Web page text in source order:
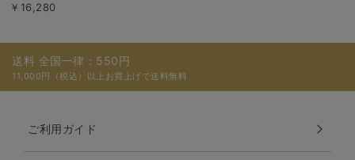
￥16,280
送料 全国一律：550円
11,000円（税込）以上お買上げで送料無料
ご利用ガイド